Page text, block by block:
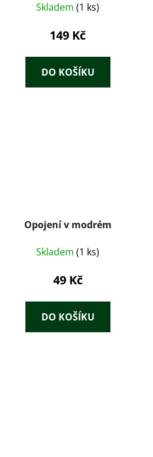
Skladem (1 ks)
149 Kč
DO KOŠÍKU
Opojení v modrém
Skladem (1 ks)
49 Kč
DO KOŠÍKU